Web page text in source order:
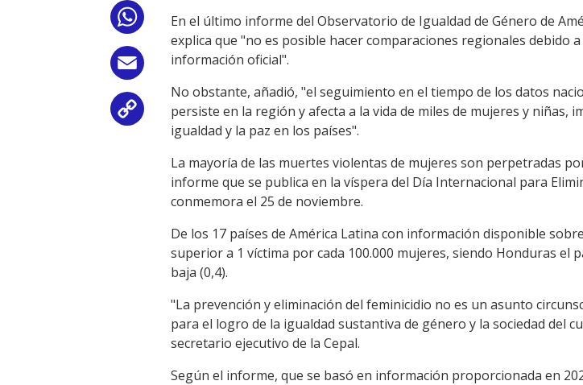
WhatsApp
Email
Copy
En el último informe del Observatorio de Igualdad de Género de
explica que "no es posible hacer comparaciones regionales debido
información oficial".
No obstante, añadió, "el seguimiento en el tiempo de los datos
persiste en la región y afecta a la vida de miles de mujeres y niñas,
igualdad y la paz en los países".
La mayoría de las muertes violentas de mujeres son perpetradas
informe que se publica en la víspera del Día Internacional para
conmemora el 25 de noviembre.
De los 17 países de América Latina con información disponible
superior a 1 víctima por cada 100.000 mujeres, siendo Honduras el
baja (0,4).
"La prevención y eliminación del feminicidio no es un asunto
para el logro de la igualdad sustantiva de género y la sociedad del
secretario ejecutivo de la Cepal.
Según el informe, que se basó en información proporcionada en